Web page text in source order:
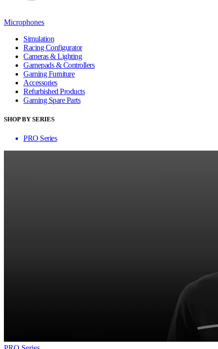
Microphones
Simulation
Racing Configurator
Cameras & Lighting
Gamepads & Controllers
Gaming Furniture
Accessories
Refurbished Products
Gaming Spare Parts
SHOP BY SERIES
PRO Series